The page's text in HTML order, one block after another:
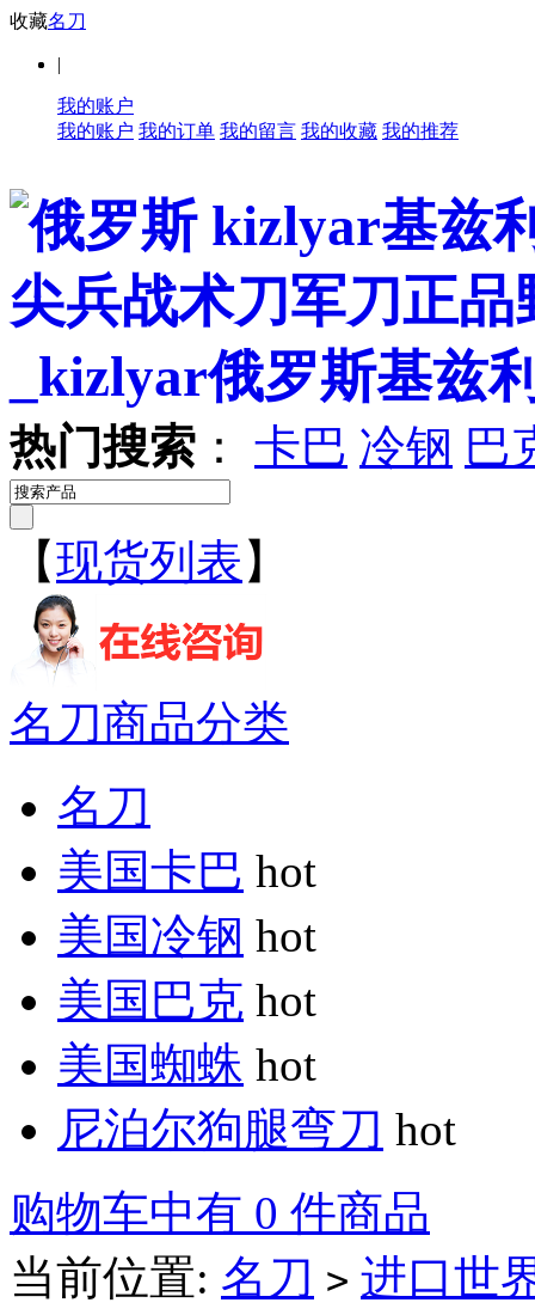
收藏名刀
|
我的账户
我的账户 我的订单 我的留言 我的收藏 我的推荐
热门搜索 ： 卡巴 冷钢 巴
【现货列表 】
名刀商品分类
名刀
美国卡巴 hot
美国冷钢 hot
美国巴克 hot
美国蜘蛛 hot
尼泊尔狗腿弯刀 hot
购物车中有 0 件商品
当前位置: 名刀 > 进口世